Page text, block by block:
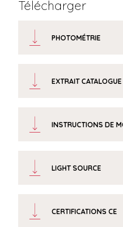
Télécharger
PHOTOMÉTRIE
EXTRAIT CATALOGUE
INSTRUCTIONS DE
LIGHT SOURCE
CERTIFICATIONS CE